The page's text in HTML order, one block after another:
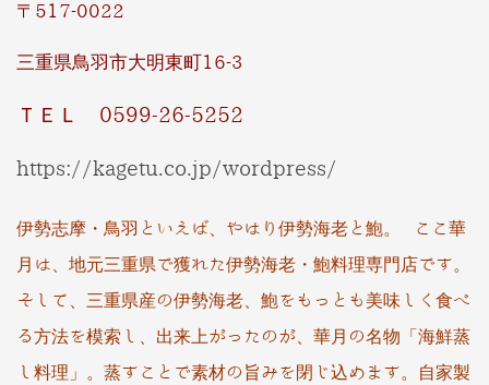
〒517-0022
三重県鳥羽市大明東町16-3
ＴＥＬ 0599-26-5252
https://kagetu.co.jp/wordpress/
伊勢志摩・鳥羽といえば、やはり伊勢海老と鮑。 ここ華
月は、地元三重県で獲れた伊勢海老・鮑料理専門店です。
そして、三重県産の伊勢海老、鮑をもっとも美味しく食べ
る方法を模索し、出来上がったのが、華月の名物「海鮮蒸
し料理」。蒸すことで素材の旨みを閉じ込めます。自家製